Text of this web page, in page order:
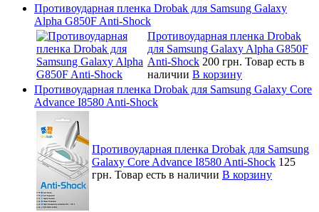
Противоударная пленка Drobak для Samsung Galaxy
Alpha G850F Anti-Shock
Противоударная пленка Drobak
для Samsung Galaxy Alpha G850F
Anti-Shock 200 грн. Товар есть в
наличии В корзину
Противоударная пленка Drobak для Samsung Galaxy Core
Advance I8580 Anti-Shock
Противоударная пленка Drobak для Samsung
Galaxy Core Advance I8580 Anti-Shock 125
грн. Товар есть в наличии В корзину